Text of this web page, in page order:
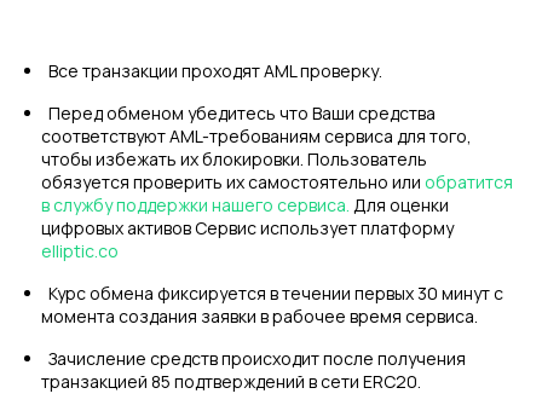
Все транзакции проходят AML проверку.
Перед обменом убедитесь что Ваши средства
соответствуют AML-требованиям сервиса для того,
чтобы избежать их блокировки. Пользователь
обязуется проверить их самостоятельно или обратится
в службу поддержки нашего сервиса. Для оценки
цифровых активов Сервис использует платформу
elliptic.co
Курс обмена фиксируется в течении первых 30 минут с
момента создания заявки в рабочее время сервиса.
Зачисление средств происходит после получения
транзакцией 85 подтверждений в сети ERC20.